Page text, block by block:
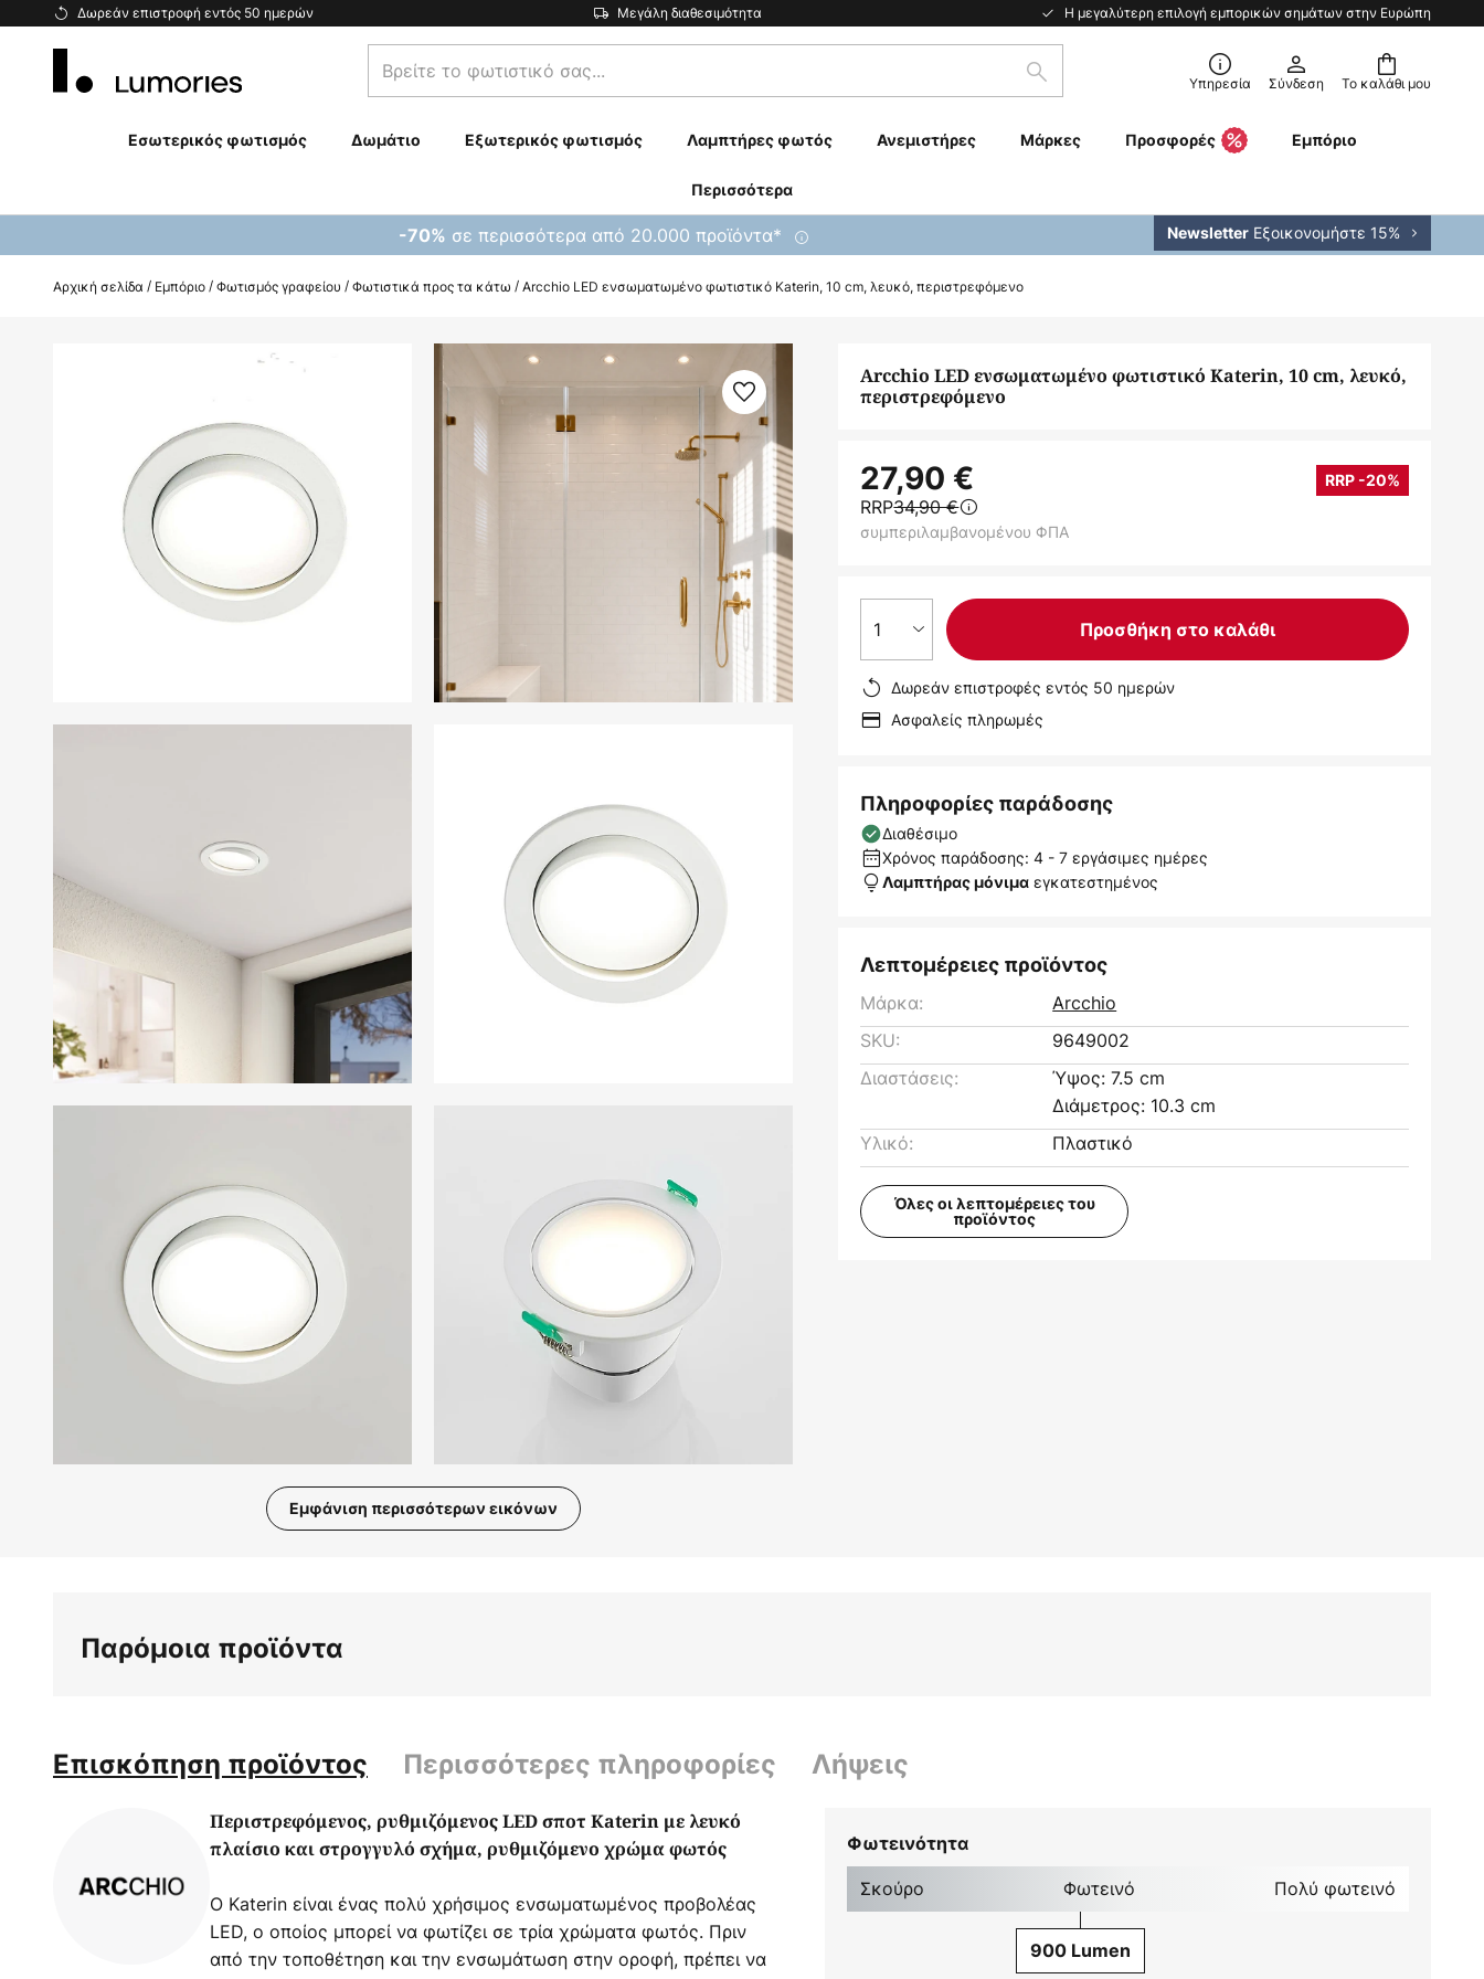
Δωρεάν επιστροφή εντός 50 ημερών Μεγάλη διαθεσιμότητα Η μεγαλύτερη επιλογή εμπορικών σημάτων στην Ευρώπη
Μετάβαση
Το καλάθι μου
Βρείτε
το
σας...
Αναζήτηση Υπηρεσία Σύνδεση
Εσωτερικός φωτισμός Δωμάτιο Εξωτερικός φωτισμός Λαμπτήρες φωτός Ανεμιστήρες Μάρκες Προσφορές Εμπόριο
Περισσότερα
-70% σε περισσότερα από 20.000 προϊόντα* Newsletter Εξοικονομήστε 15%
Αρχική σελίδα Εμπόριο Φωτισμός γραφείου Φωτιστικά προς τα κάτω Arcchio LED ενσωματωμένο φωτιστικό Katerin, 10 cm, λευκό, περιστρεφόμενο
Εμφάνιση περισσότερων εικόνων
συλλογής
Arcchio LED ενσωματωμένο φωτιστικό Katerin, 10 cm, λευκό,
περιστρεφόμενο
27,90 € RRP -20%
RRP34,90 €
συμπεριλαμβανομένου ΦΠΑ
1 Προσθήκη στο καλάθι
Δωρεάν επιστροφές εντός 50 ημερών
Ασφαλείς πληρωμές
Πληροφορίες παράδοσης
Διαθέσιμο
Χρόνος παράδοσης: 4 - 7 εργάσιμες ημέρες
Λαμπτήρας μόνιμα εγκατεστημένος
Λεπτομέρειες προϊόντος
Μάρκα:
Arcchio
SKU:
9649002
Διαστάσεις:
Ύψος: 7.5 cm
Διάμετρος: 10.3 cm
Υλικό:
Πλαστικό
Όλες οι λεπτομέρειες του
προϊόντος
Παρόμοια προϊόντα
Επισκόπηση προϊόντος Περισσότερες πληροφορίες Λήψεις
Περιστρεφόμενος, ρυθμιζόμενος LED σποτ Katerin με λευκό
πλαίσιο και στρογγυλό σχήμα, ρυθμιζόμενο χρώμα φωτός
Ο Katerin είναι ένας πολύ χρήσιμος ενσωματωμένος προβολέας
LED, ο οποίος μπορεί να φωτίζει σε τρία χρώματα φωτός. Πριν
από την τοποθέτηση και την ενσωμάτωση στην οροφή, πρέπει να
Φωτεινότητα
Σκούρο Φωτεινό Πολύ φωτεινό
900 Lumen